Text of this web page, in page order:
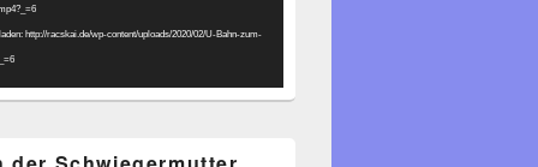
http://racskai.de/wp-content/uploads/2020/02/U-Bahn-zum-